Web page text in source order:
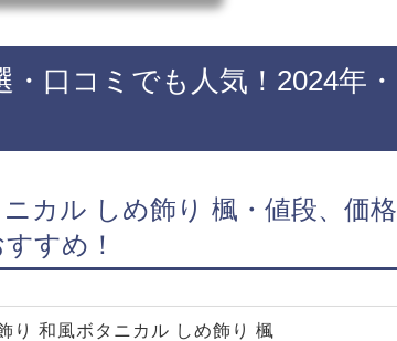
が安い・1番おすすめ！『福を
口コミでも人気！2024年・
カル しめ飾り 楓・値段、価格
すめ！
り 和風ボタニカル しめ飾り 楓